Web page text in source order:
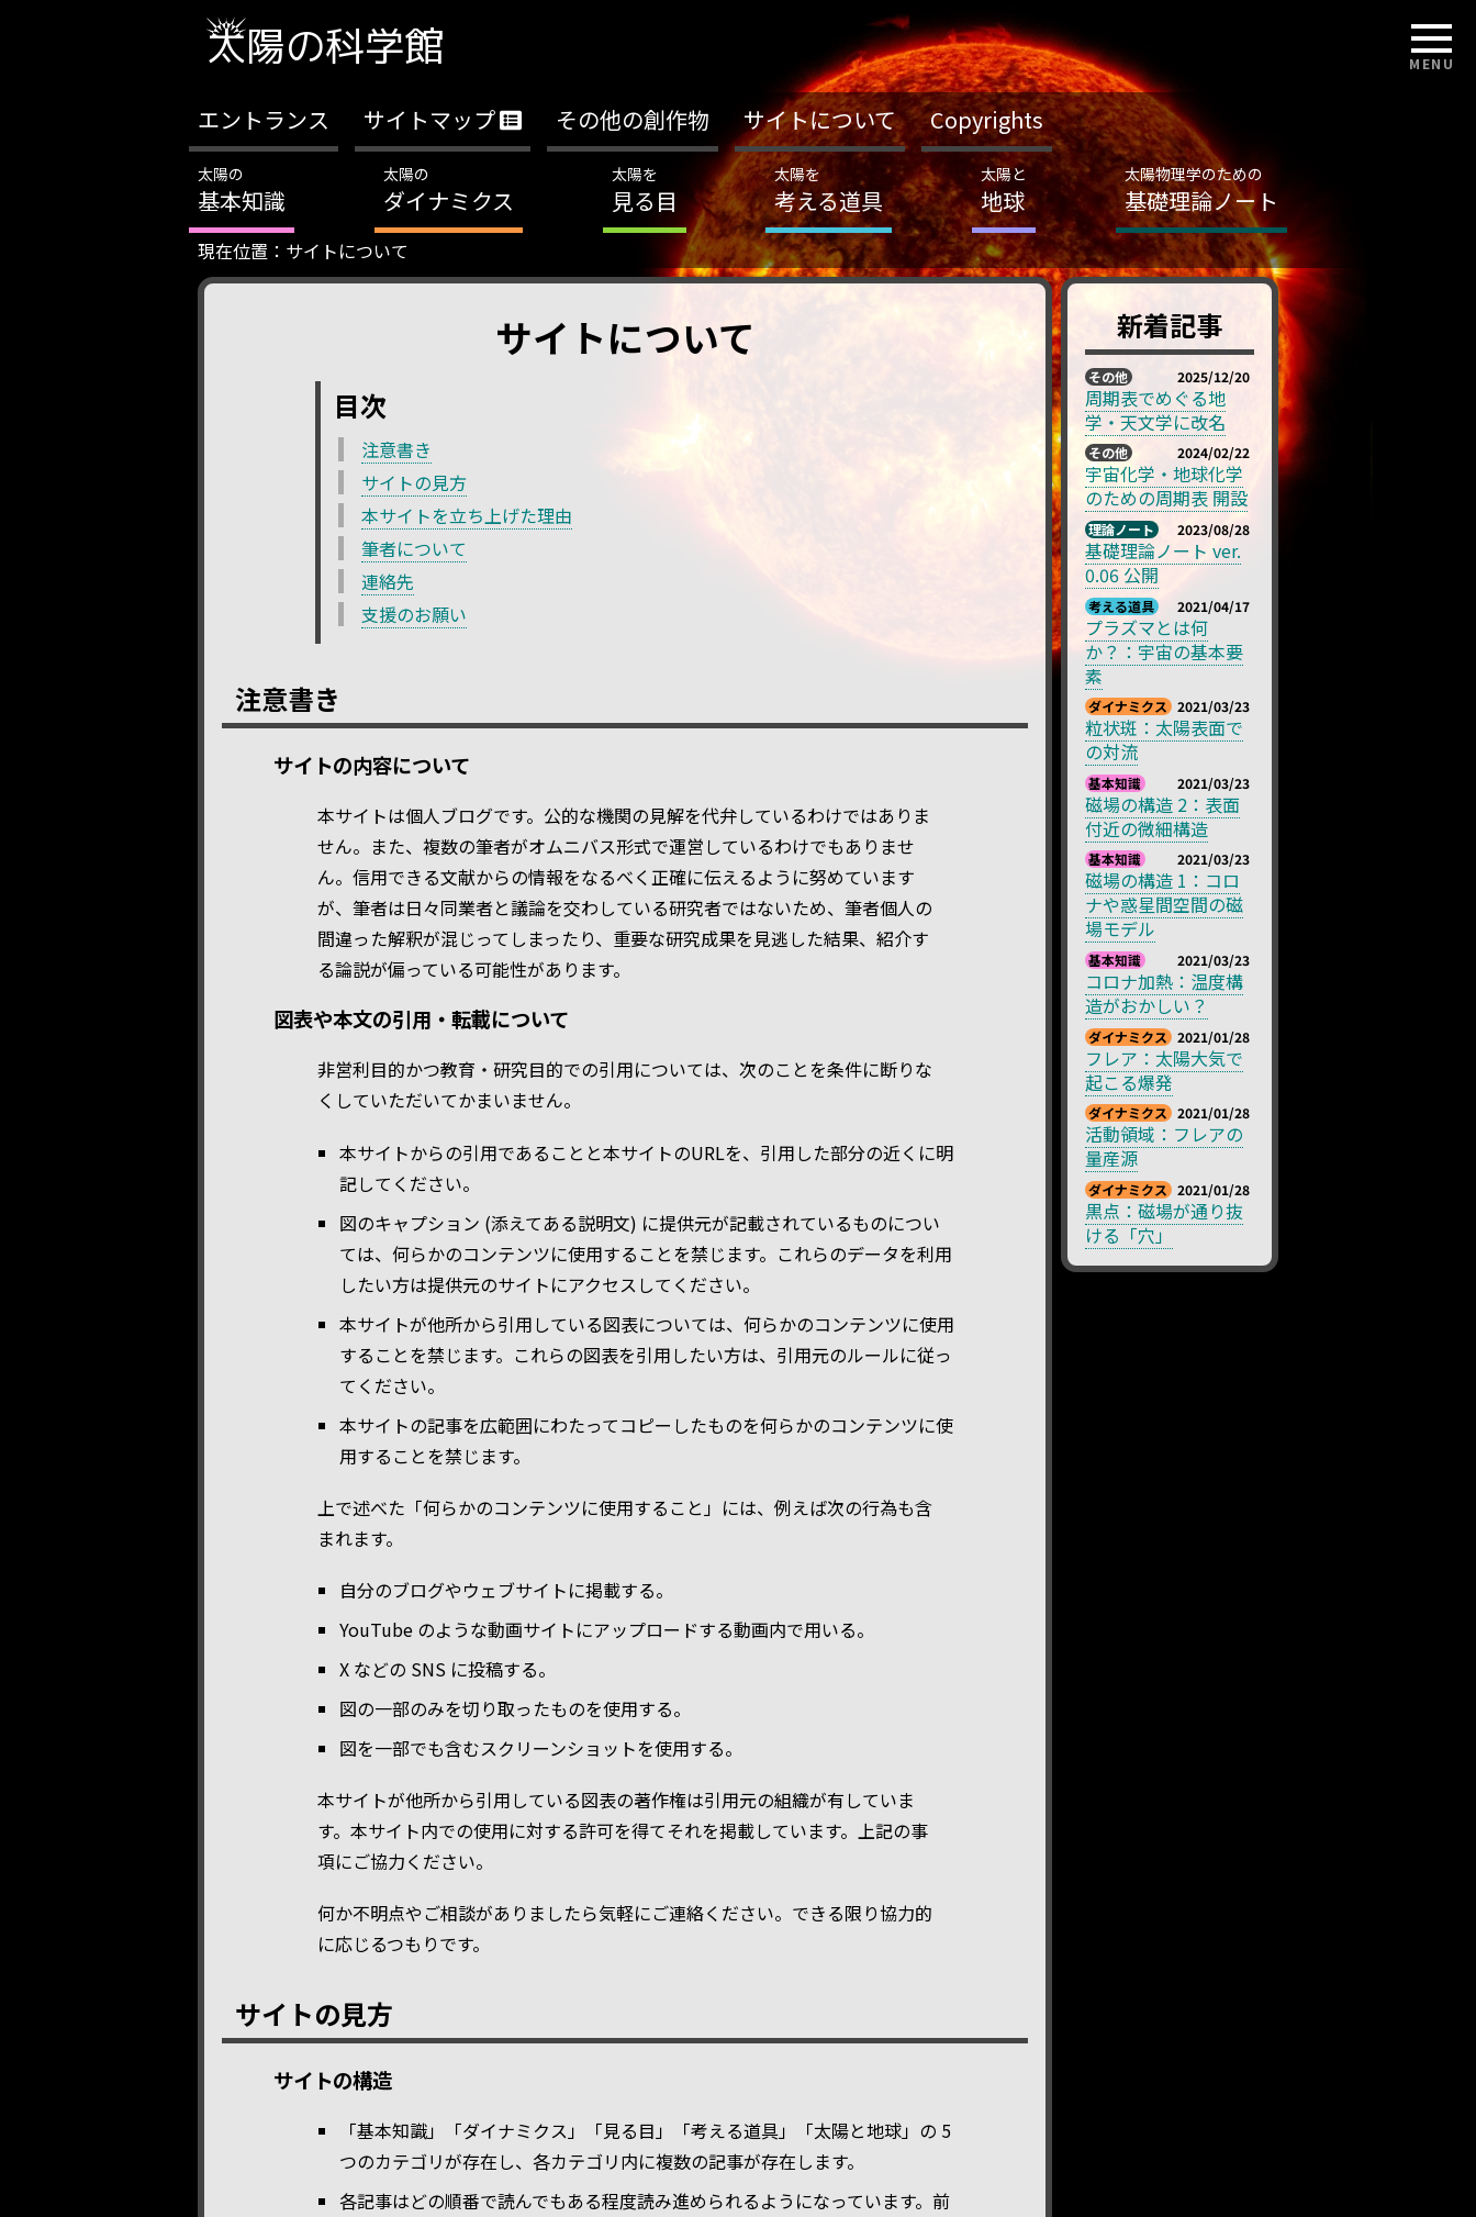
太陽の科学館 MENU
エントランス サイトマップ その他の創作物 サイトについて Copyrights
太陽の
基本知識
太陽の
ダイナミクス
太陽を
見る目
太陽を
考える道具
太陽と
地球
太陽物理学のための
基礎理論ノート
現在位置： サイトについて
サイトについて
目次
注意書き
サイトの見方
本サイトを立ち上げた理由
筆者について
連絡先
支援のお願い
注意書き
サイトの内容について
本サイトは個人ブログです。公的な機関の見解を代弁しているわけではありま
せん。また、複数の筆者がオムニバス形式で運営しているわけでもありませ
ん。信用できる文献からの情報をなるべく正確に伝えるように努めています
が、筆者は日々同業者と議論を交わしている研究者ではないため、筆者個人の
間違った解釈が混じってしまったり、重要な研究成果を見逃した結果、紹介す
る論説が偏っている可能性があります。
図表や本文の引用・転載について
非営利目的かつ教育・研究目的での引用については、次のことを条件に断りな
くしていただいてかまいません。
本サイトからの引用であることと本サイトのURLを、引用した部分の近くに明
記してください。
図のキャプション (添えてある説明文) に提供元が記載されているものについ
ては、何らかのコンテンツに使用することを禁じます。これらのデータを利用
したい方は提供元のサイトにアクセスしてください。
本サイトが他所から引用している図表については、何らかのコンテンツに使用
することを禁じます。これらの図表を引用したい方は、引用元のルールに従っ
てください。
本サイトの記事を広範囲にわたってコピーしたものを何らかのコンテンツに使
用することを禁じます。
上で述べた「何らかのコンテンツに使用すること」には、例えば次の行為も含
まれます。
自分のブログやウェブサイトに掲載する。
YouTube のような動画サイトにアップロードする動画内で用いる。
X などの SNS に投稿する。
図の一部のみを切り取ったものを使用する。
図を一部でも含むスクリーンショットを使用する。
本サイトが他所から引用している図表の著作権は引用元の組織が有していま
す。本サイト内での使用に対する許可を得てそれを掲載しています。上記の事
項にご協力ください。
何か不明点やご相談がありましたら気軽にご連絡ください。できる限り協力的
に応じるつもりです。
サイトの見方
サイトの構造
「基本知識」「ダイナミクス」「見る目」「考える道具」「太陽と地球」の 5
つのカテゴリが存在し、各カテゴリ内に複数の記事が存在します。
各記事はどの順番で読んでもある程度読み進められるようになっています。前
新着記事
その他 2025/12/20
周期表でめぐる地
学・天文学に改名
その他 2024/02/22
宇宙化学・地球化学
のための周期表 開設
理論ノート 2023/08/28
基礎理論ノート ver.
0.06 公開
考える道具 2021/04/17
プラズマとは何
か？：宇宙の基本要
素
ダイナミクス 2021/03/23
粒状斑：太陽表面で
の対流
基本知識 2021/03/23
磁場の構造 2：表面
付近の微細構造
基本知識 2021/03/23
磁場の構造 1：コロ
ナや惑星間空間の磁
場モデル
基本知識 2021/03/23
コロナ加熱：温度構
造がおかしい？
ダイナミクス 2021/01/28
フレア：太陽大気で
起こる爆発
ダイナミクス 2021/01/28
活動領域：フレアの
量産源
ダイナミクス 2021/01/28
黒点：磁場が通り抜
ける「穴」